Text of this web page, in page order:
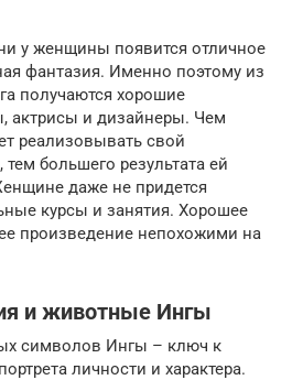
у женщины появится отличное
фантазия. Именно поэтому из
получаются хорошие
актрисы и дизайнеры. Чем
реализовывать свой
большего результата ей
даже не придется
курсы и занятия. Хорошее
произведение непохожими на
и животные Ингы
символов Ингы – ключ к
личности и характера.